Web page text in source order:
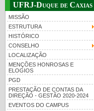
UFRJ-Duque de Caxias
MISSÃO
ESTRUTURA
HISTÓRICO
CONSELHO
LOCALIZAÇÃO
MENÇÕES HONROSAS E
ELOGIOS
PGD
PRESTAÇÃO DE CONTAS DA
DIREÇÃO - GESTÃO 2020-2024
EVENTOS DO CAMPUS